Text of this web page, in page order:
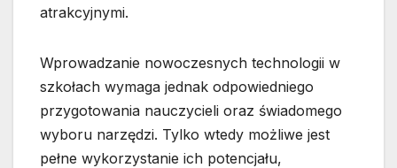
atrakcyjnymi.
Wprowadzanie nowoczesnych technologii w
szkołach wymaga jednak odpowiedniego
przygotowania nauczycieli oraz świadomego
wyboru narzędzi. Tylko wtedy możliwe jest
pełne wykorzystanie ich potencjału,